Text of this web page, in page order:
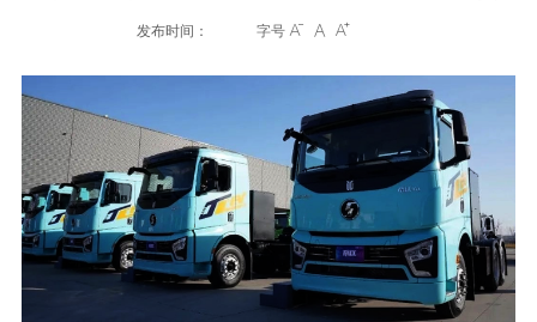
发布时间： 字号   